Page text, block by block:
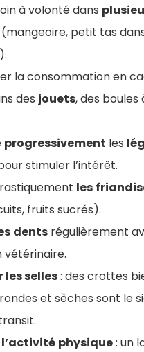
à volonté dans
(mangeoire, petit tas
la consommation en
des jouets, des boules
progressivement les
stimuler l’intérêt.
les
fruits sucrés).
dents régulièrement
vétérinaire.
les selles: des crottes
et sèches sont le
l’activité physique: un